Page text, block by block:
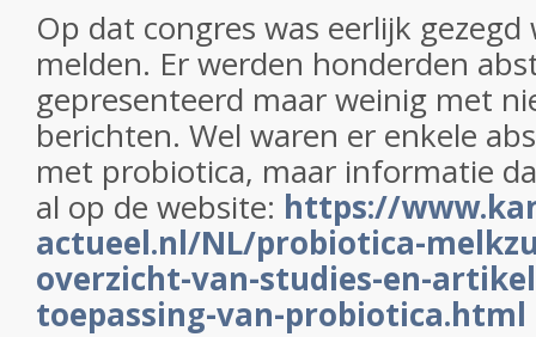
Op dat congres was eerlijk
melden. Er werden honderden
gepresenteerd maar weinig met
berichten. Wel waren er enkele
met probiotica, maar informatie
al op de website: https://
actueel.nl/NL/probiotica-
overzicht-van-studies-en-
toepassing-van-probiotica.html